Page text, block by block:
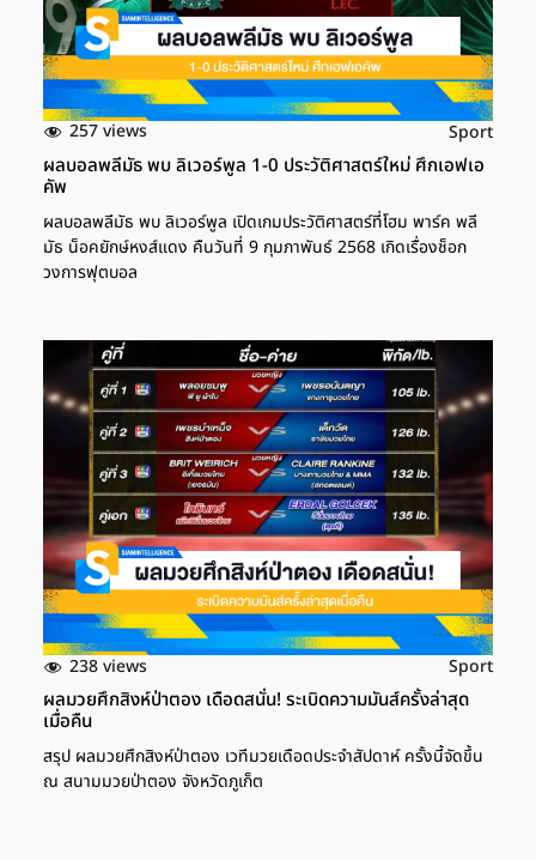
257 views Sport
ผลบอลพลีมัธ พบ ลิเวอร์พูล 1-0 ประวัติศาสตร์ใหม่ ศึกเอฟเอ
คัพ
ผลบอลพลีมัธ พบ ลิเวอร์พูล เปิดเกมประวัติศาสตร์ที่โฮม พาร์ค พลี
มัธ น็อคยักษ์หงส์แดง คืนวันที่ 9 กุมภาพันธ์ 2568 เกิดเรื่องช็อก
วงการฟุตบอล
238 views Sport
ผลมวยศึกสิงห์ป่าตอง เดือดสนั่น! ระเบิดความมันส์ครั้งล่าสุด
เมื่อคืน
สรุป ผลมวยศึกสิงห์ป่าตอง เวทีมวยเดือดประจำสัปดาห์ ครั้งนี้จัดขึ้น
ณ สนามมวยป่าตอง จังหวัดภูเก็ต